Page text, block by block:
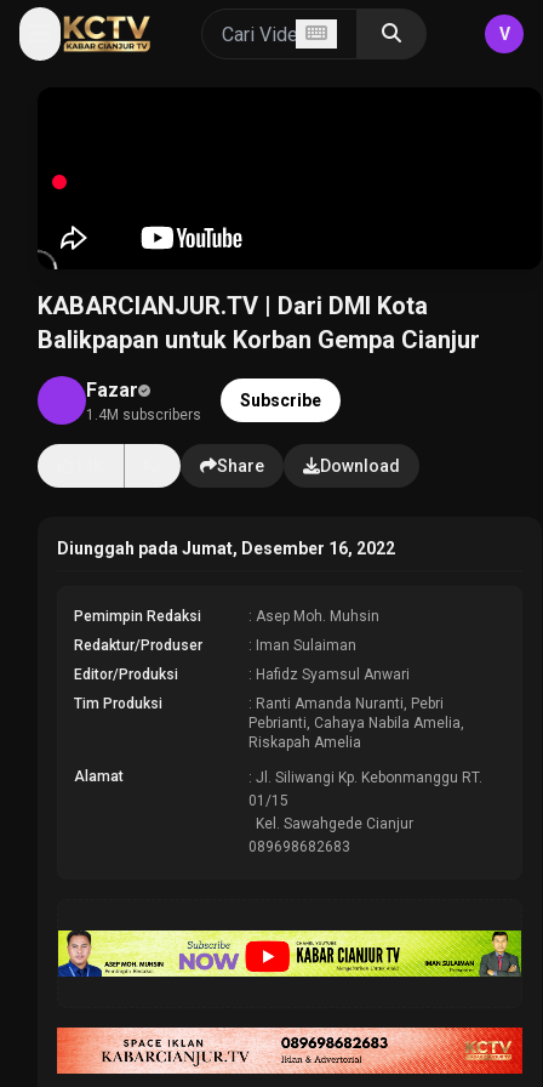
V
KABARCIANJUR.TV | Dari DMI Kota
Balikpapan untuk Korban Gempa Cianjur
Fazar
1.4M subscribers
Subscribe
Share Download
Diunggah pada Jumat, Desember 16, 2022
Pemimpin Redaksi
: Asep Moh. Muhsin
Redaktur/Produser
: Iman Sulaiman
Editor/Produksi
: Hafidz Syamsul Anwari
Tim Produksi
: Ranti Amanda Nuranti, Pebri
Pebrianti, Cahaya Nabila Amelia,
Riskapah Amelia
Alamat
: Jl. Siliwangi Kp. Kebonmanggu RT.
01/15
Kel. Sawahgede Cianjur
089698682683